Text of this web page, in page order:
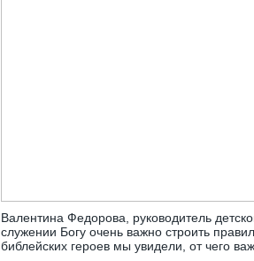
Валентина Федорова, руководитель
служении Богу очень важно строить
библейских героев мы увидели, от чего